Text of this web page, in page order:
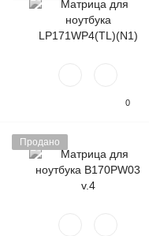
0
Продано